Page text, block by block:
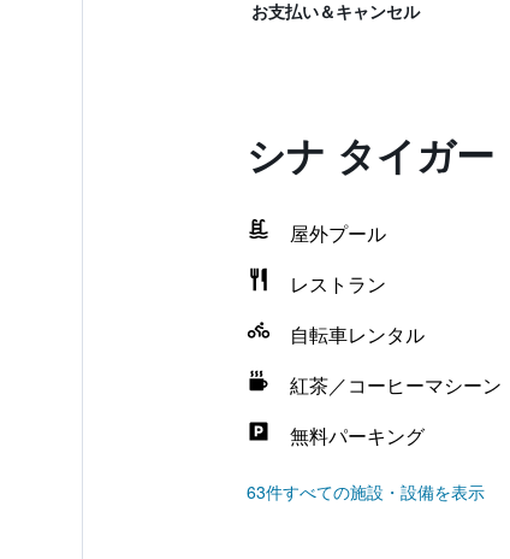
お支払い＆キャンセル
シナ タイガ
屋外プール
レストラン
自転車レンタル
紅茶／コーヒーマシーン
無料パーキング
63件すべての施設・設備を表示